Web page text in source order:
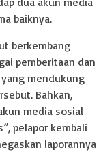
baiknya.
berkembang
pemberitaan dan
mendukung
Bahkan,
media sosial
pelapor kembali
laporannya